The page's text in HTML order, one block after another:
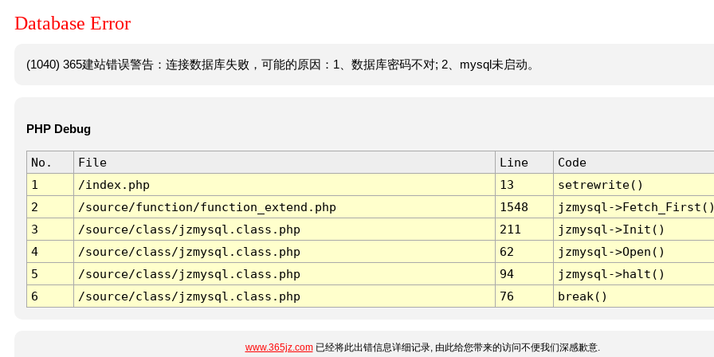
Database Error
(1040) 365建站错误警告：连接数据库失败，可能的原因：1、数据库密码不对; 2、mysql未启动。
PHP Debug
No. File Line
Code
1
/index.php 13
setrewrite()
2
/source/function/function_extend.php 1548
jzmysql-
3
/source/class/jzmysql.class.php 211
jzmysql->Init()
4
/source/class/jzmysql.class.php 62
jzmysql->Open()
5
/source/class/jzmysql.class.php 94
jzmysql->halt()
6
/source/class/jzmysql.class.php 76 break()
www.365jz.com已经将此出错信息详细记录, 由此给您带来的访问不便我们深感歉意.